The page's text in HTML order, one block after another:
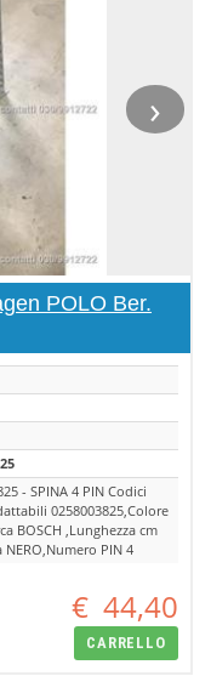
›
POLO Ber.
- SPINA 4 PIN Codici
0258003825,Colore
BOSCH ,Lunghezza cm
PIN 4
€ 44,40
CARRELLO